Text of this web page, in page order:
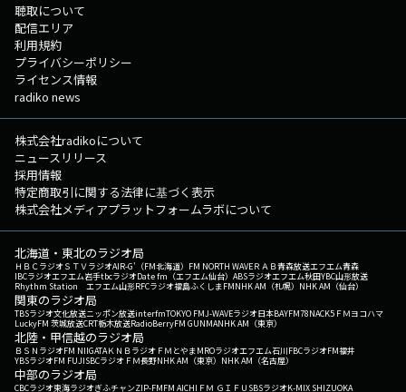
聴取について
配信エリア
利用規約
プライバシーポリシー
ライセンス情報
radiko news
株式会社radikoについて
ニュースリリース
採用情報
特定商取引に関する法律に基づく表示
株式会社メディアプラットフォームラボについて
北海道・東北のラジオ局
ＨＢＣラジオＳＴＶラジオAIR-G'（FM北海道） FM NORTH WAVEＲＡＢ青森放送エフエム青森
IBCラジオエフエム岩手tbcラジオDate fm（エフエム仙台） ABSラジオエフエム秋田YBC山形放送
Rhythm Station エフエム山形RFCラジオ福島ふくしまFMNHK AM（札幌） NHK AM（仙台）
関東のラジオ局
TBSラジオ文化放送ニッポン放送interfmTOKYO FMJ-WAVEラジオ日本BAYFM78NACK5 ＦＭヨコハマ
LuckyFM 茨城放送CRT栃木放送RadioBerryFM GUNMANHK AM（東京）
北陸・甲信越のラジオ局
ＢＳＮラジオFM NIIGATAＫＮＢラジオ ＦＭとやまMROラジオエフエム石川FBCラジオFM福井
YBSラジオFM FUJISBCラジオ ＦＭ長野NHK AM（東京） NHK AM（名古屋）
中部のラジオ局
CBCラジオ東海ラジオぎふチャンZIP-FMFM AICHI ＦＭ ＧＩＦＵ SBSラジオK-MIX SHIZUOKA